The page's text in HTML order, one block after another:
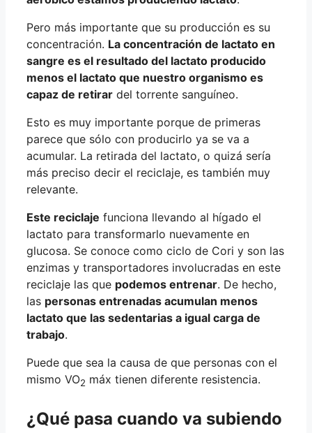
Pero más importante que su producción es su
concentración. La concentración de lactato en
sangre es el resultado del lactato producido
menos el lactato que nuestro organismo es
capaz de retirar del torrente sanguíneo.
Esto es muy importante porque de primeras
parece que sólo con producirlo ya se va a
acumular. La retirada del lactato, o quizá sería
más preciso decir el reciclaje, es también muy
relevante.
Este reciclaje funciona llevando al hígado el
lactato para transformarlo nuevamente en
glucosa. Se conoce como ciclo de Cori y son las
enzimas y transportadores involucradas en este
reciclaje las que podemos entrenar. De hecho,
las personas entrenadas acumulan menos
lactato que las sedentarias a igual carga de
trabajo.
Puede que sea la causa de que personas con el
mismo VO2 máx tienen diferente resistencia.
¿Qué pasa cuando va subiendo